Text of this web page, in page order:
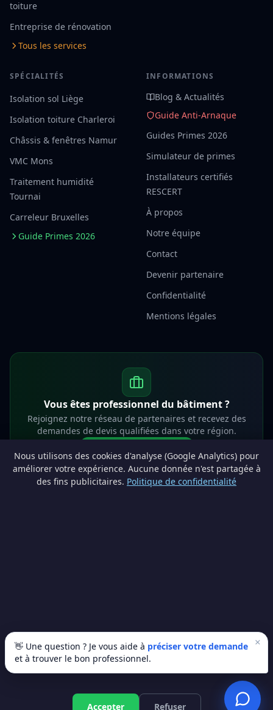
Nous utilisons des cookies d'analyse (Google Analytics) pour
améliorer votre expérience. Aucune donnée n'est partagée à
des fins publicitaires. Politique de confidentialité
Accepter Refuser
toiture
Entreprise de rénovation
Tous les services
SPÉCIALITÉS
Isolation sol Liège
Isolation toiture Charleroi
Châssis & fenêtres Namur
VMC Mons
Traitement humidité
Tournai
Carreleur Bruxelles
Guide Primes 2026
INFORMATIONS
Blog & Actualités
Guide Anti-Arnaque
Guides Primes 2026
Simulateur de primes
Installateurs certifiés
RESCERT
À propos
Notre équipe
Contact
Devenir partenaire
Confidentialité
Mentions légales
Vous êtes professionnel du bâtiment ?
Rejoignez notre réseau de partenaires et recevez des
demandes de devis qualifiées dans votre région.
info@lesprosdemaville.be
conseil personnalisé.
×
👋 Une question ? Je vous aide à préciser votre demande
et à trouver le bon professionnel.